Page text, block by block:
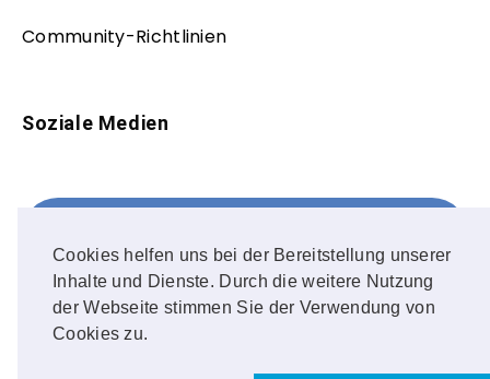
Cookies helfen uns bei der Bereitstellung unserer
Inhalte und Dienste. Durch die weitere Nutzung
der Webseite stimmen Sie der Verwendung von
Cookies zu.
Community-Richtlinien
Soziale Medien
FOLLOW ME!
Instagram
OUR PHOTOS!